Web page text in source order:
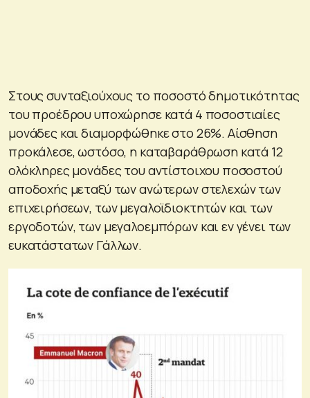
Στους συνταξιούχους το ποσοστό δημοτικότητας
του προέδρου υποχώρησε κατά 4 ποσοστιαίες
μονάδες και διαμορφώθηκε στο 26%. Αίσθηση
προκάλεσε, ωστόσο, η καταβαράθρωση κατά 12
ολόκληρες μονάδες του αντίστοιχου ποσοστού
αποδοχής μεταξύ των ανώτερων στελεχών των
επιχειρήσεων, των μεγαλοϊδιοκτητών και των
εργοδοτών, των μεγαλοεμπόρων και εν γένει των
ευκατάστατων Γάλλων.